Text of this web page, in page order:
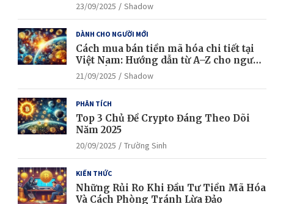
23/09/2025 Shadow
DÀNH CHO NGƯỜI MỚI
Cách mua bán tiền mã hóa chi tiết tại
Việt Nam: Hướng dẫn từ A–Z cho người
mới bắt đầu
21/09/2025 Shadow
PHÂN TÍCH
Top 3 Chủ Đề Crypto Đáng Theo Dõi
Năm 2025
20/09/2025 Trường Sinh
KIẾN THỨC
Những Rủi Ro Khi Đầu Tư Tiền Mã Hóa
Và Cách Phòng Tránh Lừa Đảo